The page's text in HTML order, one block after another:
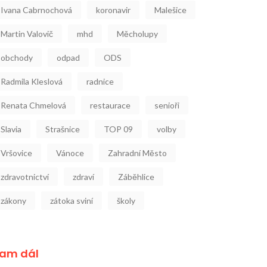
Ivana Cabrnochová koronavir Malešice
Martin Valovič mhd Měcholupy
obchody odpad ODS
Radmila Kleslová radnice
Renata Chmelová restaurace senioři
Slavia Strašnice TOP 09 volby
Vršovice Vánoce Zahradní Město
zdravotnictví zdraví Záběhlice
zákony zátoka sviní školy
dál